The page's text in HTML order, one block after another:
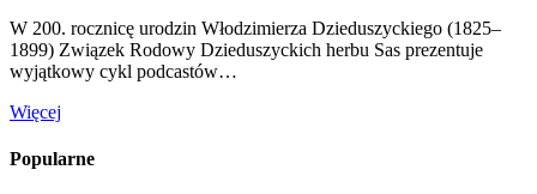
W 200. rocznicę urodzin Włodzimierza Dzieduszyckiego (1825–
1899) Związek Rodowy Dzieduszyckich herbu Sas prezentuje
wyjątkowy cykl podcastów…
Więcej
Popularne